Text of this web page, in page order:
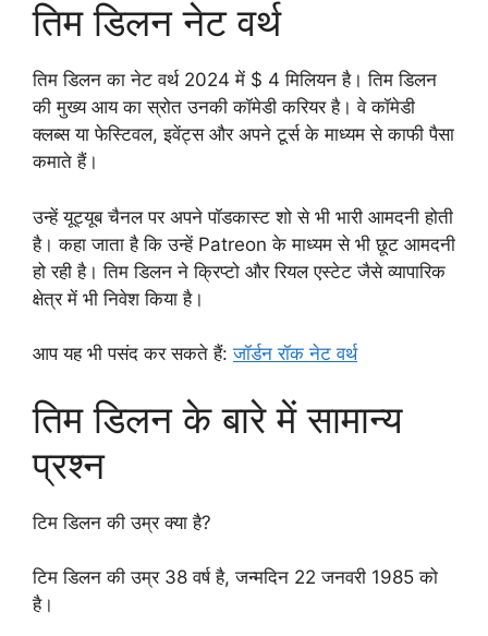
तिम डिलन नेट वर्थ
तिम डिलन का नेट वर्थ 2024 में $ 4 मिलियन है। तिम डिलन
की मुख्य आय का स्रोत उनकी कॉमेडी करियर है। वे कॉमेडी
क्लब्स या फेस्टिवल, इवेंट्स और अपने टूर्स के माध्यम से काफी पैसा
कमाते हैं।
उन्हें यूट्यूब चैनल पर अपने पॉडकास्ट शो से भी भारी आमदनी होती
है। कहा जाता है कि उन्हें Patreon के माध्यम से भी छूट आमदनी
हो रही है। तिम डिलन ने क्रिप्टो और रियल एस्टेट जैसे व्यापारिक
क्षेत्र में भी निवेश किया है।
आप यह भी पसंद कर सकते हैं:जॉर्डन रॉक नेट वर्थ
तिम डिलन के बारे में सामान्य
प्रश्न
टिम डिलन की उम्र क्या है?
टिम डिलन की उम्र 38 वर्ष है, जन्मदिन 22 जनवरी 1985 को
है।